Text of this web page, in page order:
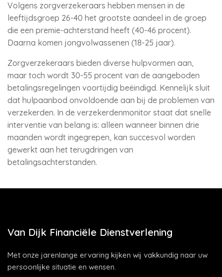
Volgens zorgverzekeraars hebben mensen in de
leeftijdsgroep 26-40 het grootste aandeel in de groep
die een premie-achterstand heeft (40-46 procent).
Daarna komen jongvolwassenen (18-25 jaar).
Zorgverzekeraars bieden diverse hulpvormen aan,
maar toch wordt 30-55 procent van de aangeboden
betalingsregelingen voortijdig beëindigd. Kennelijk sluit
dat hulpaanbod onvoldoende aan bij de problemen van
verzekerden. In de verzekerdenmonitor staat dat snelle
interventie van belang is: alleen wanneer binnen drie
maanden wordt ingegrepen, kan succesvol worden
gewerkt aan het terugdringen van
betalingsachterstanden.
Van Dijk Financiële Dienstverlening
Met onze jarenlange ervaring kijken wij vakkundig naar uw
persoonlijke situatie en wensen.